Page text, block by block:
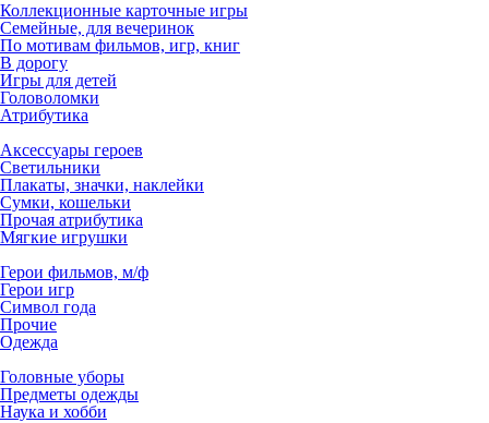
Коллекционные карточные игры
Семейные, для вечеринок
По мотивам фильмов, игр, книг
В дорогу
Игры для детей
Головоломки
Атрибутика
Аксессуары героев
Светильники
Плакаты, значки, наклейки
Сумки, кошельки
Прочая атрибутика
Мягкие игрушки
Герои фильмов, м/ф
Герои игр
Символ года
Прочие
Одежда
Головные уборы
Предметы одежды
Наука и хобби